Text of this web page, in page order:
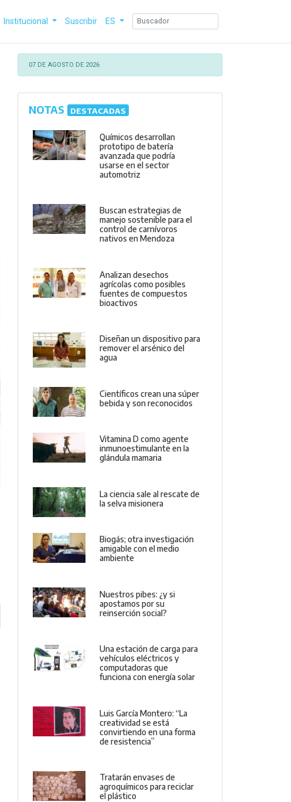
Institucional Suscribir ES
07 DE AGOSTO DE 2026
NOTAS DESTACADAS
Químicos desarrollan
prototipo de batería
avanzada que podría
usarse en el sector
automotriz
Buscan estrategias de
manejo sostenible para el
control de carnívoros
nativos en Mendoza
Analizan desechos
agrícolas como posibles
fuentes de compuestos
bioactivos
Diseñan un dispositivo para
remover el arsénico del
agua
Científicos crean una súper
bebida y son reconocidos
Vitamina D como agente
inmunoestimulante en la
glándula mamaria
La ciencia sale al rescate de
la selva misionera
Biogás; otra investigación
amigable con el medio
ambiente
Nuestros pibes: ¿y si
apostamos por su
reinserción social?
Una estación de carga para
vehículos eléctricos y
computadoras que
funciona con energía solar
Luis García Montero: “La
creatividad se está
convirtiendo en una forma
de resistencia”
Tratarán envases de
agroquímicos para reciclar
el plástico